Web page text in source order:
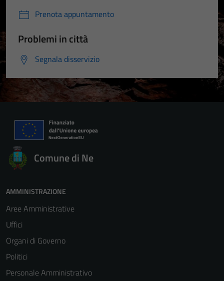
Prenota appuntamento
Problemi in città
Segnala disservizio
Comune di Ne
AMMINISTRAZIONE
Aree Amministrative
Uffici
Organi di Governo
Politici
Personale Amministrativo